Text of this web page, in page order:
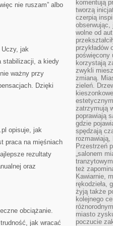
nie ruszam” albo
Uczy, jak
stabilizacji, a kiedy
ważny przy
Dzięki
opisuje, jak
praca na mięśniach
rezultaty
oraz
obciążanie.
jak wracać
komentują
tworzą
czerpią
obserwując,
wolne od
przykładów
poświęcony
korzystają
zwykli
zmianą.
zieleń.
zatrzymują
poprawiają
gdzie
spędzają
rozmawiają,
Przestrzeń
„salonem
też
Kawiarnie,
rękodzieła,
żyją także
kolejnego
miasto
poczucie